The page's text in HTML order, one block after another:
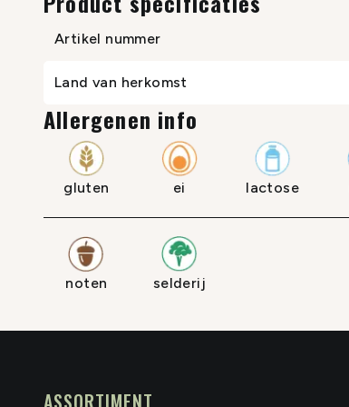
Artikel nummer
Land van herkomst
Allergenen info
gluten ei lactose
noten selderij
ASSORTIMENT